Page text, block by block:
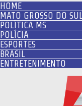
HOME
MATO GROSSO DO SUL
POLÍTICA MS
POLÍCIA
ESPORTES
BRASIL
ENTRETENIMENTO